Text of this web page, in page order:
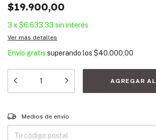
$19.900,00
3 x $6.633,33 sin interés
Ver más detalles
Envío gratis superando los $40.000,00
Entregas para el CP:
Medios de envío